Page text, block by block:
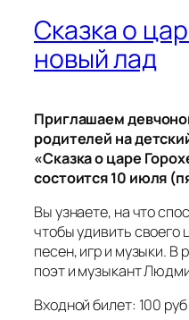
Сказка о
новый лад
Приглашаем
родителей на
«Сказка о царе
состоится 10 июля
Вы узнаете, на что
чтобы удивить своего
песен, игр и музыки. В
поэт и музыкант
Входной билет: 100 руб